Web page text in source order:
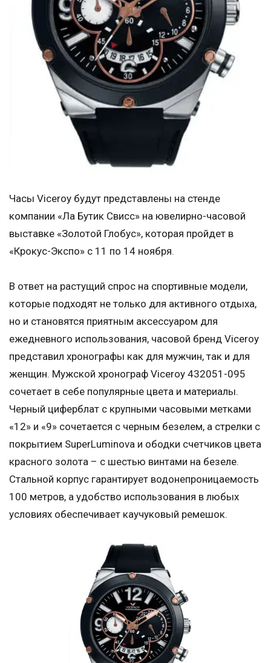
Часы Viceroy будут представлены на стенде
компании «Ла Бутик Свисс» на ювелирно-часовой
выставке «Золотой Глобус», которая пройдет в
«Крокус-Экспо» с 11 по 14 ноября.
В ответ на растущий спрос на спортивные модели,
которые подходят не только для активного отдыха,
но и становятся приятным аксессуаром для
ежедневного использования, часовой бренд Viceroy
представил хронографы как для мужчин, так и для
женщин. Мужской хронограф Viceroy 432051-095
сочетает в себе популярные цвета и материалы.
Черный циферблат с крупными часовыми метками
«12» и «9» сочетается с черным безелем, а стрелки с
покрытием SuperLuminova и ободки счетчиков цвета
красного золота – с шестью винтами на безеле.
Стальной корпус гарантирует водонепроницаемость
100 метров, а удобство использования в любых
условиях обеспечивает каучуковый ремешок.